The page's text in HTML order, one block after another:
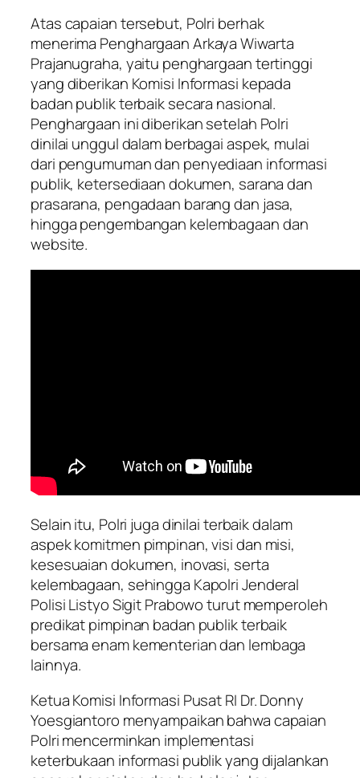
Atas capaian tersebut, Polri berhak
menerima Penghargaan Arkaya Wiwarta
Prajanugraha, yaitu penghargaan tertinggi
yang diberikan Komisi Informasi kepada
badan publik terbaik secara nasional.
Penghargaan ini diberikan setelah Polri
dinilai unggul dalam berbagai aspek, mulai
dari pengumuman dan penyediaan informasi
publik, ketersediaan dokumen, sarana dan
prasarana, pengadaan barang dan jasa,
hingga pengembangan kelembagaan dan
website.
Selain itu, Polri juga dinilai terbaik dalam
aspek komitmen pimpinan, visi dan misi,
kesesuaian dokumen, inovasi, serta
kelembagaan, sehingga Kapolri Jenderal
Polisi Listyo Sigit Prabowo turut memperoleh
predikat pimpinan badan publik terbaik
bersama enam kementerian dan lembaga
lainnya.
Ketua Komisi Informasi Pusat RI Dr. Donny
Yoesgiantoro menyampaikan bahwa capaian
Polri mencerminkan implementasi
keterbukaan informasi publik yang dijalankan